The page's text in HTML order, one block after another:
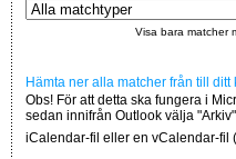
Visa bara matcher
Hämta ner alla matcher från till
Obs! För att detta ska fungera i
sedan innifrån Outlook välja
iCalendar-fil eller en vCalendar-fil